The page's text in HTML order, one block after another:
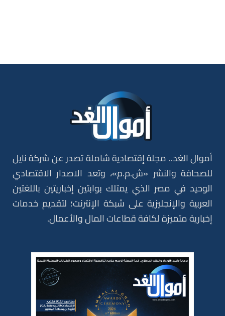
أموال الغد.. مجلة إقتصادية شاملة تصدر عن شركة نايل
للصحافة والنشر «ش.م.م»، وتعد الاصدار الاقتصادي
الوحيد في مصر الذي يمتلك بوابتين إخباريتين باللغتين
العربية والإنجليزية على شبكة الإنترنت؛ لتقديم خدمات
إخبارية متميزة لكافة قطاعات المال والأعمال.